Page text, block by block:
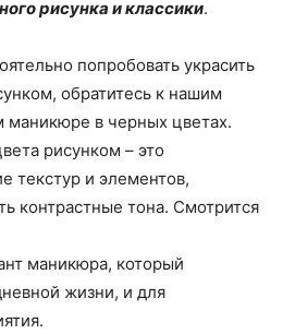
рисунка и классики.
попробовать украсить
обратитесь к нашим
маникюре в черных цветах.
рисунком – это
текстур и элементов,
контрастные тона. Смотрится
маникюра, который
жизни, и для